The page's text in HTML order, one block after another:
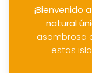
¡Bienvenido
natural
asombrosa
estas